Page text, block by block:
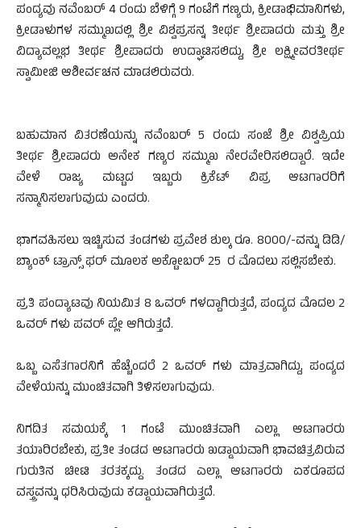
ಪಂದ್ಯವು ನವೆಂಬರ್ 4 ರಂದು ಬೆಳಿಗ್ಗೆ 9 ಗಂಟೆಗೆ ಗಣ್ಯರು, ಕ್ರೀಡಾಭಿಮಾನಿಗಳು,
ಕ್ರೀಡಾಳುಗಳ ಸಮ್ಮುಖದಲ್ಲಿ ಶ್ರೀ ವಿಶ್ವಪ್ರಸನ್ನ ತೀರ್ಥ ಶ್ರೀಪಾದರು ಮತ್ತು ಶ್ರೀ
ವಿದ್ಯಾವಲ್ಲಭ ತೀರ್ಥ ಶ್ರೀಪಾದರು ಉದ್ಘಾಟಿಸಲಿದ್ದು, ಶ್ರೀ ಲಕ್ಷ್ಮೀವರತೀರ್ಥ
ಸ್ವಾಮೀಜಿ ಆಶೀರ್ವಚನ ಮಾಡಲಿರುವರು.
ಬಹುಮಾನ ವಿತರಣೆಯನ್ನು ನವೆಂಬರ್ 5 ರಂದು ಸಂಜೆ ಶ್ರೀ ವಿಶ್ವಪ್ರಿಯ
ತೀರ್ಥ ಶ್ರೀಪಾದರು ಅನೇಕ ಗಣ್ಯರ ಸಮ್ಮುಖ ನೇರವೇರಿಸಲಿದ್ದಾರೆ. ಇದೇ
ವೇಳೆ ರಾಜ್ಯ ಮಟ್ಟದ ಇಬ್ಬರು ಕ್ರಿಕೆಟ್ ವಿಪ್ರ ಆಟಗಾರರಿಗೆ
ಸನ್ಮಾನಿಸಲಾಗುವುದು ಎಂದರು.
ಭಾಗವಹಿಸಲು ಇಚ್ಚಿಸುವ ತಂಡಗಳು ಪ್ರವೇಶ ಶುಲ್ಕ ರೂ. 8000/-ವನ್ನು ಡಿಡಿ/
ಬ್ಯಾಂಕ್ ಟ್ರಾನ್ಸ್ ಫರ್ ಮೂಲಕ ಅಕ್ಟೋಬರ್ 25 ರ ಮೊದಲು ಸಲ್ಲಿಸಬೇಕು.
ಪ್ರತಿ ಪಂದ್ಯಾಟವು ನಿಯಮಿತ 8 ಒವರ್ ಗಳದ್ದಾಗಿರುತ್ತದೆ, ಪಂದ್ಯದ ಮೊದಲ 2
ಒವರ್ ಗಳು ಪವರ್ ಪ್ಲೇ ಆಗಿರುತ್ತದೆ.
ಒಬ್ಬ ಎಸೆತಗಾರನಿಗೆ ಹೆಚ್ಚೆಂದರೆ 2 ಒವರ್ ಗಳು ಮಾತ್ರವಾಗಿದ್ದು, ಪಂದ್ಯದ
ವೇಳೆಯನ್ನು ಮುಂಚಿತವಾಗಿ ತಿಳಿಸಲಾಗುವುದು.
ನಿಗದಿತ ಸಮಯಕ್ಕೆ 1 ಗಂಟೆ ಮುಂಚಿತವಾಗಿ ಎಲ್ಲಾ ಆಟಗಾರರು
ತಯಾರಿರಬೇಕು, ಪ್ರತೀ ತಂಡದ ಆಟಗಾರರು ಖಡ್ಡಾಯವಾಗಿ ಭಾವಚಿತ್ರವಿರುವ
ಗುರುತಿನ ಚೀಟಿ ತರತಕ್ಕದ್ದು. ತಂಡದ ಎಲ್ಲಾ ಆಟಗಾರರು ಏಕರೂಪದ
ವಸ್ತ್ರವನ್ನು ಧರಿಸಿರುವುದು ಕಡ್ಡಾಯವಾಗಿರುತ್ತದೆ.